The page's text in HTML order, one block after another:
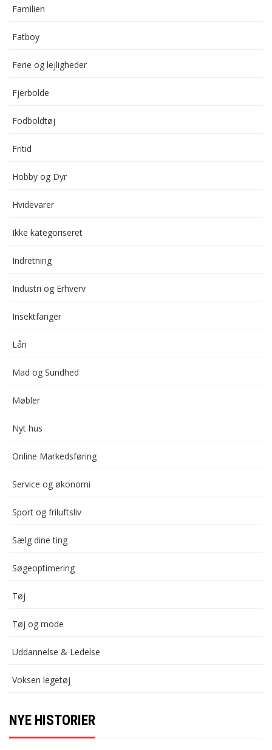
Familien
Fatboy
Ferie og lejligheder
Fjerbolde
Fodboldtøj
Fritid
Hobby og Dyr
Hvidevarer
Ikke kategoriseret
Indretning
Industri og Erhverv
Insektfanger
Lån
Mad og Sundhed
Møbler
Nyt hus
Online Markedsføring
Service og økonomi
Sport og friluftsliv
Sælg dine ting
Søgeoptimering
Tøj
Tøj og mode
Uddannelse & Ledelse
Voksen legetøj
NYE HISTORIER